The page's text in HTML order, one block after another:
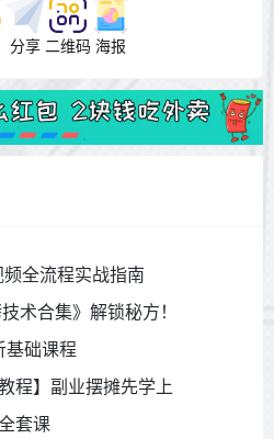
分享 二维码 海报
全流程实战指南
术合集》解锁秘方！
基础课程
程】副业摆摊先学上
套课